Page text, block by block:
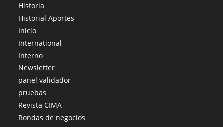
Historia
Historial Aportes
Inicio
International
Interno
Newsletter
panel validador
pruebas
Revista CIMA
Rondas de negocios